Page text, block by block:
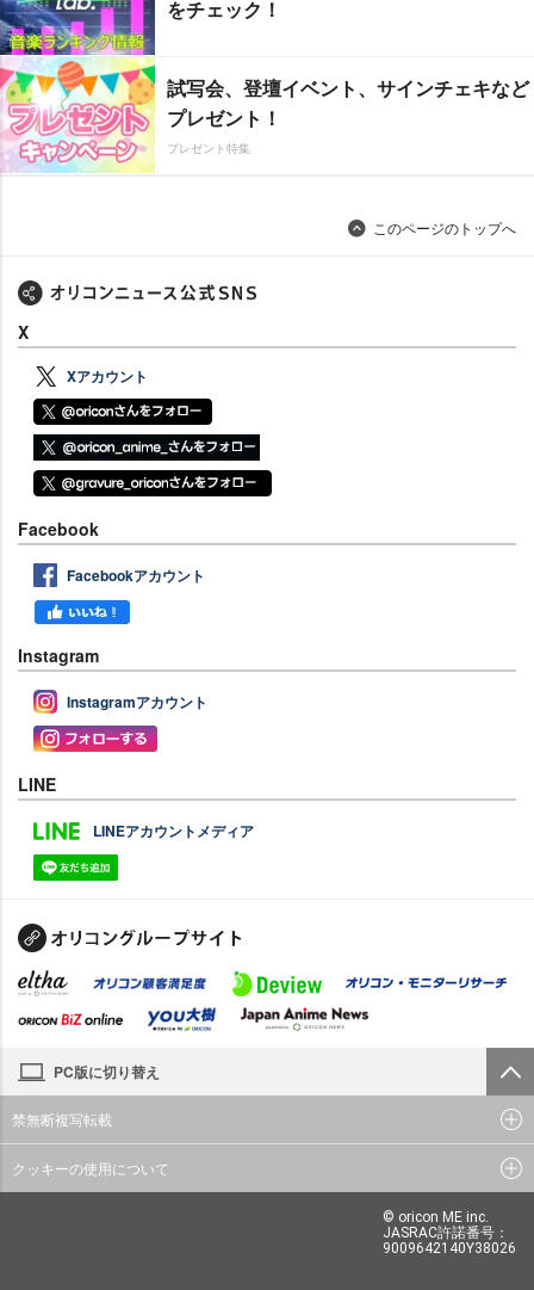
をチェック！
試写会、登壇イベント、サインチェキなど
プレゼント！
プレゼント特集
このページのトップへ
X
Xアカウント
Facebook
Facebookアカウント
Instagram
Instagramアカウント
LINE
LINEアカウントメディア
PC版に切り替え
禁無断複写転載
クッキーの使用について
© oricon ME inc.
JASRAC許諾番号：
9009642140Y38026